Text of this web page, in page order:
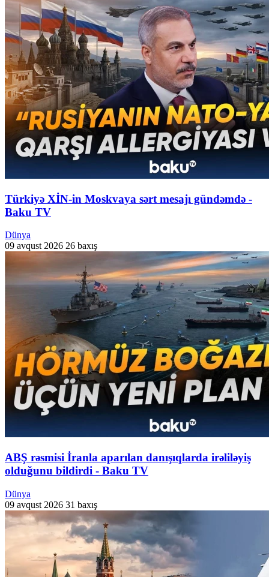
Türkiyə XİN-in Moskvaya sərt mesajı gündəmdə -
Baku TV
Dünya
09 avqust 2026 26 baxış
ABŞ rəsmisi İranla aparılan danışıqlarda irəliləyiş
olduğunu bildirdi - Baku TV
Dünya
09 avqust 2026 31 baxış